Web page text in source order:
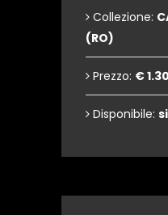
Collezione:
(RO)
Prezzo: €
Disponibile: si